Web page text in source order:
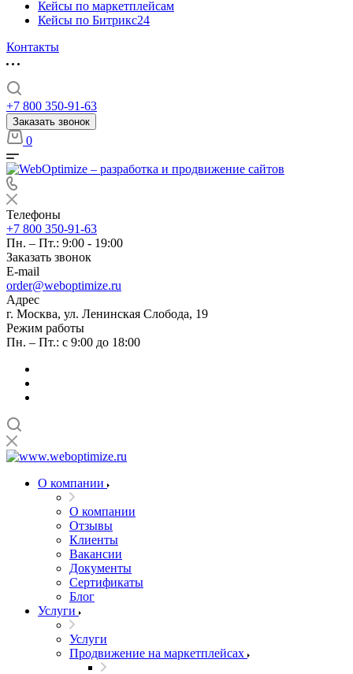
Кейсы по маркетплейсам
Кейсы по Битрикс24
Контакты
+7 800 350-91-63
Заказать звонок
0
Телефоны
+7 800 350-91-63
Пн. – Пт.: 9:00 - 19:00
Заказать звонок
E-mail
order@weboptimize.ru
Адрес
г. Москва, ул. Ленинская Слобода, 19
Режим работы
Пн. – Пт.: с 9:00 до 18:00
О компании
О компании
Отзывы
Клиенты
Вакансии
Документы
Сертификаты
Блог
Услуги
Услуги
Продвижение на маркетплейсах